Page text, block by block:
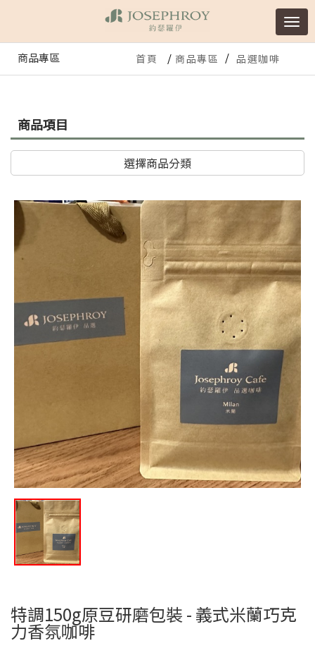
商品專區 首頁 商品專區 品選咖啡
商品項目
選擇商品分類
特調150g原豆研磨包裝 - 義式米蘭巧克
力香氛咖啡